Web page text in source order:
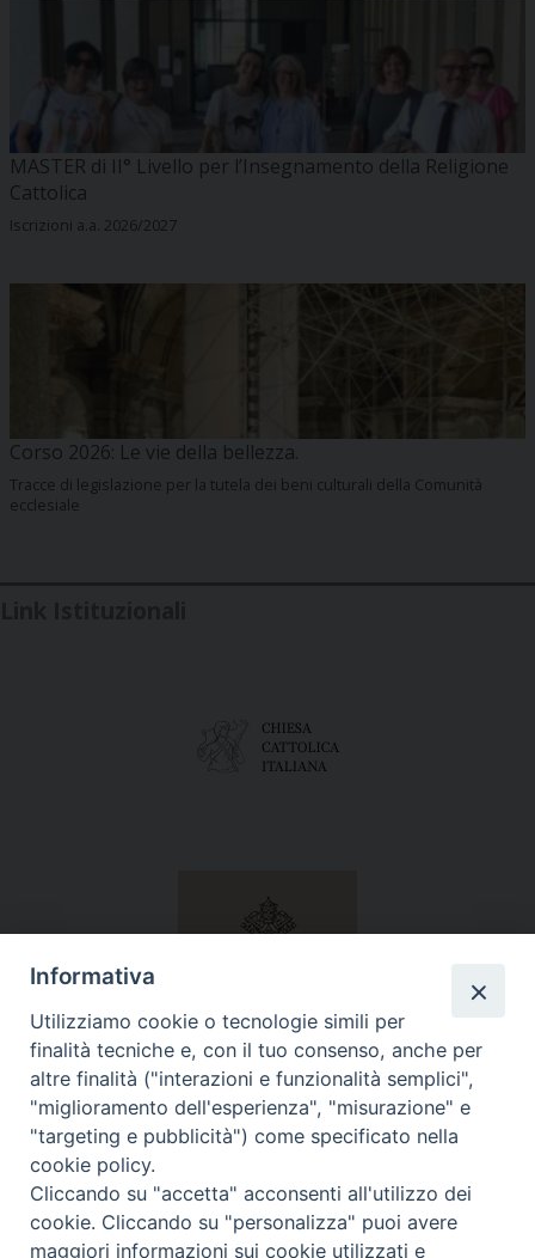
MASTER di II° Livello per l’Insegnamento della Religione
Cattolica
Iscrizioni a.a. 2026/2027
Corso 2026: Le vie della bellezza.
Tracce di legislazione per la tutela dei beni culturali della Comunità
ecclesiale
Informativa
Utilizziamo cookie o tecnologie simili per
finalità tecniche e, con il tuo consenso, anche per
altre finalità ("interazioni e funzionalità semplici",
"miglioramento dell'esperienza", "misurazione" e
"targeting e pubblicità") come specificato nella
cookie policy.
Cliccando su "accetta" acconsenti all'utilizzo dei
cookie. Cliccando su "personalizza" puoi avere
maggiori informazioni sui cookie utilizzati e